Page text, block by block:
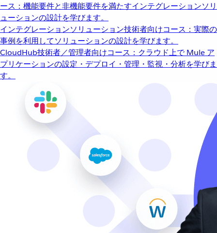
ース：機能要件と非機能要件を満たすインテグレーションソリ
ューションの設計を学びます。
インテグレーションソリューション技術者向けコース：実際の
事例を利用してソリューションの設計を学びます。
CloudHub技術者／管理者向けコース：クラウド上で Mule ア
プリケーションの設定・デプロイ・管理・監視・分析を学びま
す。